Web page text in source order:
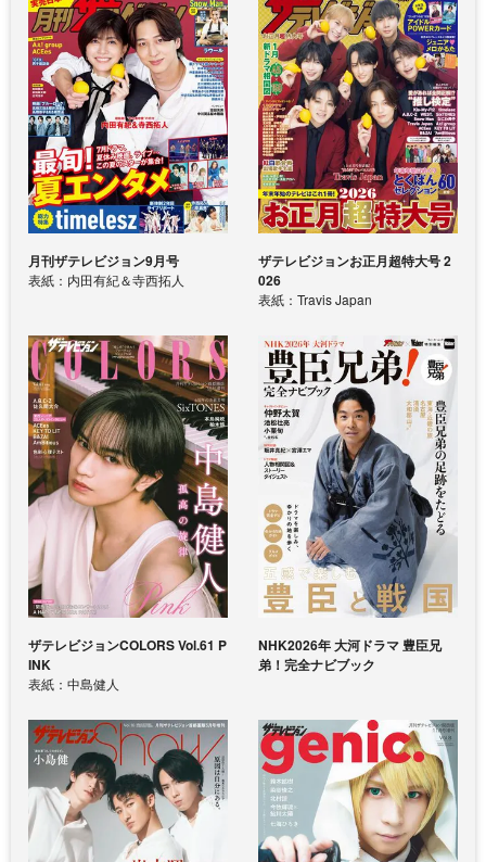
月刊ザテレビジョン9月号
表紙：内田有紀＆寺西拓人
ザテレビジョンお正月超特大号 2
026
表紙：Travis Japan
ザテレビジョンCOLORS Vol.61 P
INK
表紙：中島健人
NHK2026年 大河ドラマ 豊臣兄
弟！完全ナビブック